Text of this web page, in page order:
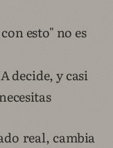
esto" no es
decide, y casi
real, cambia